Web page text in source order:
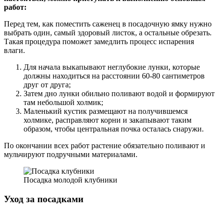
работ:
Перед тем, как поместить саженец в посадочную ямку нужно
выбрать один, самый здоровый листок, а остальные обрезать.
Такая процедура поможет замедлить процесс испарения
влаги.
Для начала выкапывают неглубокие лунки, которые
должны находиться на расстоянии 60-80 сантиметров
друг от друга;
Затем дно лунки обильно поливают водой и формируют
там небольшой холмик;
Маленький кустик размещают на получившемся
холмике, расправляют корни и закапывают таким
образом, чтобы центральная почка осталась снаружи.
По окончании всех работ растение обязательно поливают и
мульчируют подручными материалами.
Посадка молодой клубники
Уход за посадками